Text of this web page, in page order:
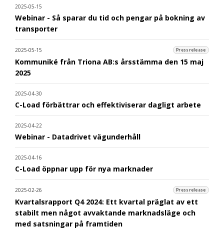
2025-05-15
Webinar - Så sparar du tid och pengar på bokning av
transporter
2025-05-15 Pressrelease
Kommuniké från Triona AB:s årsstämma den 15 maj
2025
2025-04-30
C-Load förbättrar och effektiviserar dagligt arbete
2025-04-22
Webinar - Datadrivet vägunderhåll
2025-04-16
C-Load öppnar upp för nya marknader
2025-02-26 Pressrelease
Kvartalsrapport Q4 2024: Ett kvartal präglat av ett
stabilt men något avvaktande marknadsläge och
med satsningar på framtiden